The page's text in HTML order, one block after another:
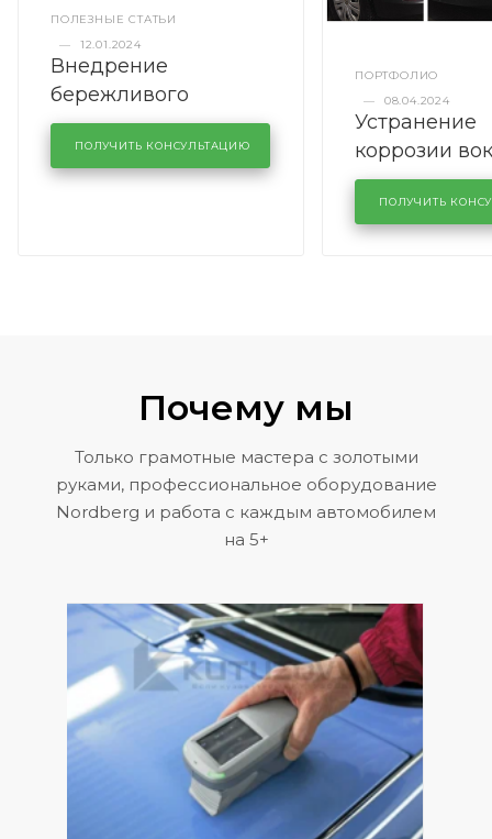
ПОЛЕЗНЫЕ СТАТЬИ
—
12.01.2024
Внедрение
бережливого
производства в
кузовном сервисе
KUTUZOVV
ПОЛУЧИТЬ КОНСУЛЬТАЦИЮ
ПОРТФОЛИО
—
08.04.2024
Устранение
коррозии
лобового
районе
Volkswagen
ПОЛУЧИТЬ
Почему мы
Только грамотные мастера с золотыми
руками, профессиональное оборудование
Nordberg и работа с каждым автомобилем
на 5+